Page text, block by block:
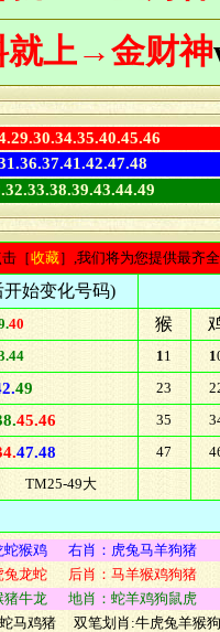
就上→金财神
［收藏］,我们将为您提供最齐
始变化号码)
40 猴
11 1
49 23
45.46 35
47.48 47
TM25-49大
蛇猴鸡 右肖：虎兔马羊狗猪
兔龙蛇 后肖：马羊猴鸡狗猪
猪牛龙 地肖：蛇羊鸡狗鼠虎
马鸡猪 双笔划肖:牛虎兔羊猴狗